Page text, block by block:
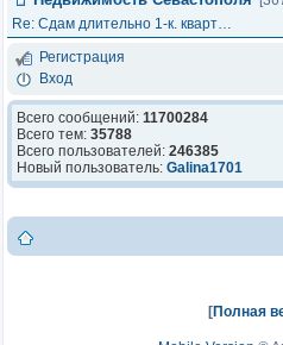
Re: Сдам длительно 1-к. кварт…
Регистрация
Вход
Всего сообщений: 11700284
Всего тем: 35788
Всего пользователей: 246385
Новый пользователь: Galina1701
[Полная